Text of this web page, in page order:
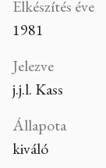
Elkészítés éve
1981
Jelezve
j.j.l. Kass
Állapota
kiváló